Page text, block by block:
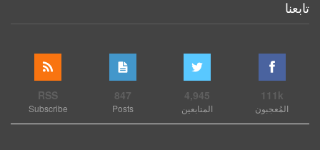
تابعنا
111k
المُعجبون
4,945
المتابعين
847
Posts
RSS
Subscribe